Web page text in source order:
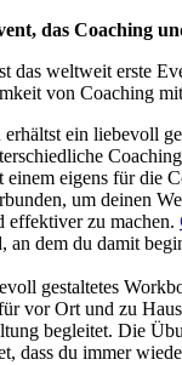
das Coaching
das weltweit erste
von Coaching
ein liebevoll
einem eigens für die
um deinen
effektiver zu machen.
an dem du damit
gestaltetes
vor Ort und zu
begleitet. Die
dass du immer